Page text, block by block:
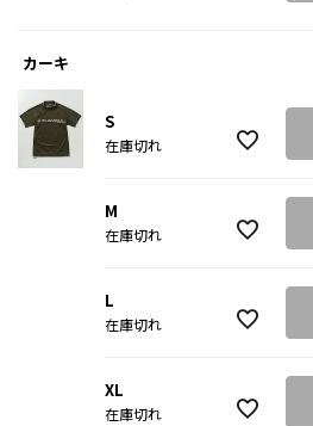
カーキ
S
在庫切れ
M
在庫切れ
L
在庫切れ
XL
在庫切れ